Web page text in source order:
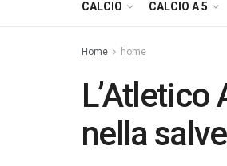
CALCIO CALCIO A 5
Home home
nella